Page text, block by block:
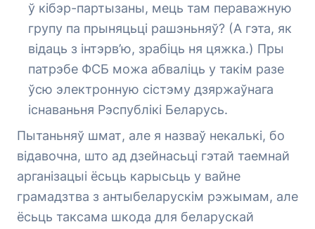
ў кібэр-партызаны, мець там пераважную
групу па прыняцьці рашэньняў? (А гэта, як
відаць з інтэрв’ю, зрабіць ня цяжка.) Пры
патрэбе ФСБ можа абваліць у такім разе
ўсю электронную сістэму дзяржаўнага
існаваньня Рэспублікі Беларусь.
Пытаньняў шмат, але я назваў некалькі, бо
відавочна, што ад дзейнасьці гэтай таемнай
арганізацыі ёсьць карысьць у вайне
грамадзтва з антыбеларускім рэжымам, але
ёсьць таксама шкода для беларускай